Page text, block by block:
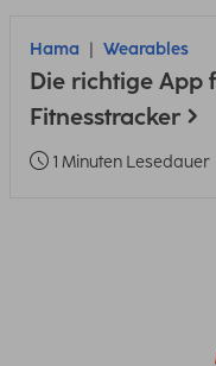
Hama Wearables
Die richtige App
Fitnesstracker
1 Minuten Lesedauer